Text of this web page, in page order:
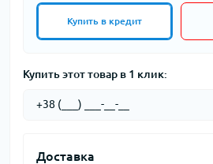
Купить в кредит
Купить этот товар в 1 клик:
Доставка